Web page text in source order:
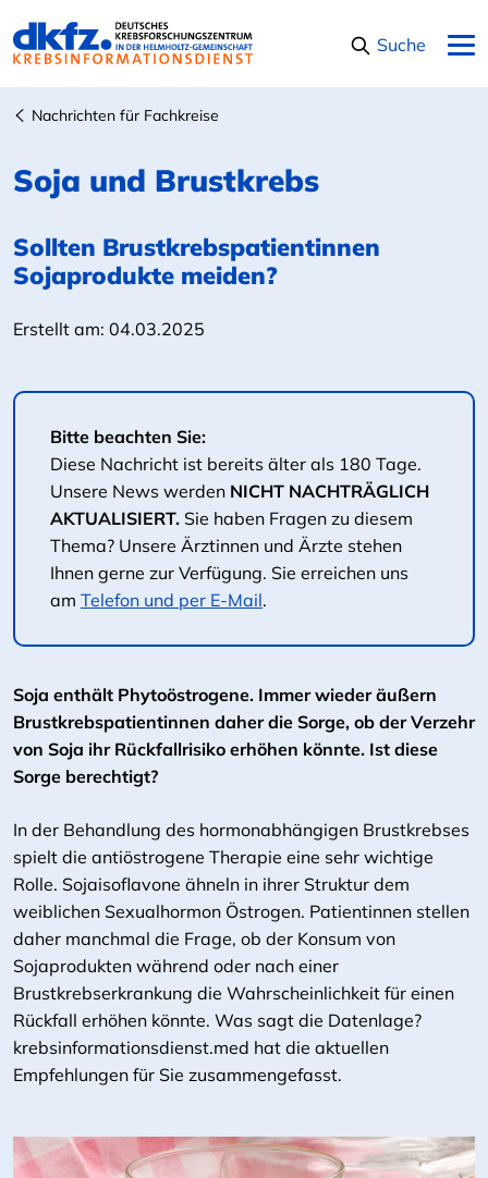
Suche
Nachrichten für Fachkreise
Soja und Brustkrebs
Sollten Brustkrebspatientinnen
Sojaprodukte meiden?
Erstellt am: 04.03.2025
Bitte beachten Sie:
Diese Nachricht ist bereits älter als 180 Tage.
Unsere News werden NICHT NACHTRÄGLICH
AKTUALISIERT. Sie haben Fragen zu diesem
Thema? Unsere Ärztinnen und Ärzte stehen
Ihnen gerne zur Verfügung. Sie erreichen uns
am Telefon und per E-Mail.
Soja enthält Phytoöstrogene. Immer wieder äußern
Brustkrebspatientinnen daher die Sorge, ob der Verzehr
von Soja ihr Rückfallrisiko erhöhen könnte. Ist diese
Sorge berechtigt?
In der Behandlung des hormonabhängigen Brustkrebses
spielt die antiöstrogene Therapie eine sehr wichtige
Rolle. Sojaisoflavone ähneln in ihrer Struktur dem
weiblichen Sexualhormon Östrogen. Patientinnen stellen
daher manchmal die Frage, ob der Konsum von
Sojaprodukten während oder nach einer
Brustkrebserkrankung die Wahrscheinlichkeit für einen
Rückfall erhöhen könnte. Was sagt die Datenlage?
krebsinformationsdienst.med hat die aktuellen
Empfehlungen für Sie zusammengefasst.